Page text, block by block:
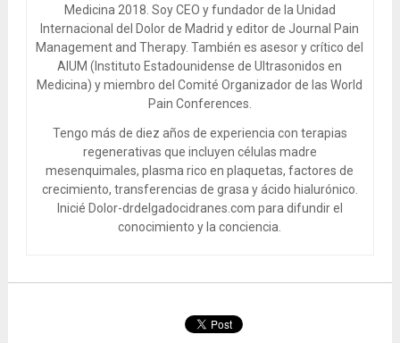
Medicina 2018. Soy CEO y fundador de la Unidad
Internacional del Dolor de Madrid y editor de Journal Pain
Management and Therapy. También es asesor y crítico del
AIUM (Instituto Estadounidense de Ultrasonidos en
Medicina) y miembro del Comité Organizador de las World
Pain Conferences.
Tengo más de diez años de experiencia con terapias
regenerativas que incluyen células madre
mesenquimales, plasma rico en plaquetas, factores de
crecimiento, transferencias de grasa y ácido hialurónico.
Inicié Dolor-drdelgadocidranes.com para difundir el
conocimiento y la conciencia.